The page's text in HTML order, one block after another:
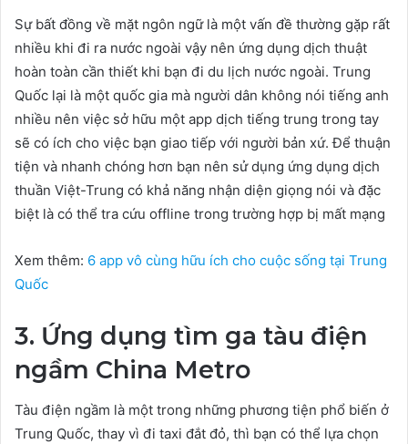
Sự bất đồng về mặt ngôn ngữ là một vấn đề thường gặp rất
nhiều khi đi ra nước ngoài vậy nên ứng dụng dịch thuật
hoàn toàn cần thiết khi bạn đi du lịch nước ngoài. Trung
Quốc lại là một quốc gia mà người dân không nói tiếng anh
nhiều nên việc sở hữu một app dịch tiếng trung trong tay
sẽ có ích cho việc bạn giao tiếp với người bản xứ. Để thuận
tiện và nhanh chóng hơn bạn nên sử dụng ứng dụng dịch
thuần Việt-Trung có khả năng nhận diện giọng nói và đặc
biệt là có thể tra cứu offline trong trường hợp bị mất mạng
Xem thêm: 6 app vô cùng hữu ích cho cuộc sống tại Trung
Quốc
3. Ứng dụng tìm ga tàu điện
ngầm China Metro
Tàu điện ngầm là một trong những phương tiện phổ biến ở
Trung Quốc, thay vì đi taxi đắt đỏ, thì bạn có thể lựa chọn